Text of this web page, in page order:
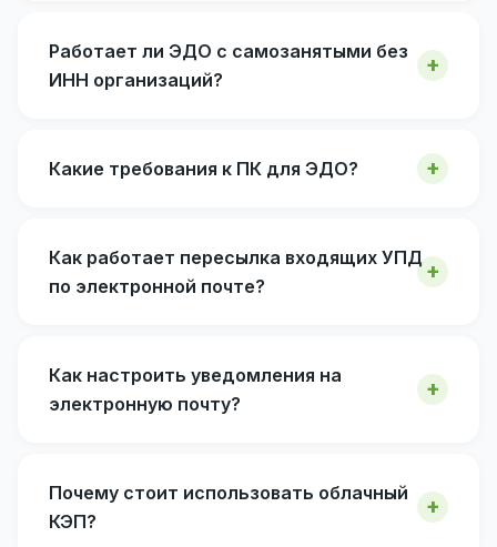
Работает ли ЭДО с самозанятыми без
ИНН организаций?
Какие требования к ПК для ЭДО?
Как работает пересылка входящих УПД
по электронной почте?
Как настроить уведомления на
электронную почту?
Почему стоит использовать облачный
КЭП?